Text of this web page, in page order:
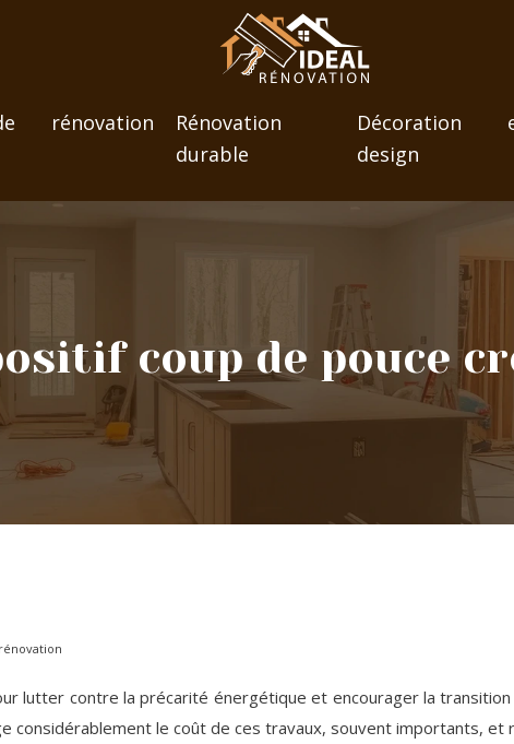
rénovation
Rénovation
durable
Décoration
design
coup de pouce
lutter contre la précarité énergétique et encourager la
considérablement le coût de ces travaux, souvent importants, et